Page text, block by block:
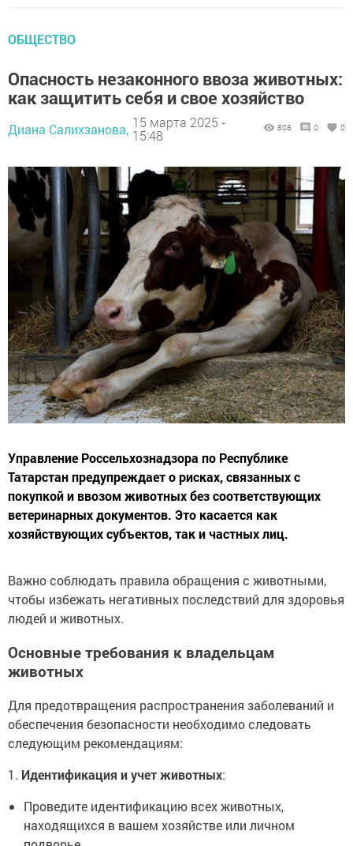
ОБЩЕСТВО
Опасность незаконного ввоза животных:
как защитить себя и свое хозяйство
Диана Салихзанова, 15 марта 2025 -
15:48
808 0 0
Управление Россельхознадзора по Республике
Татарстан предупреждает о рисках, связанных с
покупкой и ввозом животных без соответствующих
ветеринарных документов. Это касается как
хозяйствующих субъектов, так и частных лиц.
Важно соблюдать правила обращения с животными,
чтобы избежать негативных последствий для здоровья
людей и животных.
Основные требования к владельцам
животных
Для предотвращения распространения заболеваний и
обеспечения безопасности необходимо следовать
следующим рекомендациям:
1. Идентификация и учет животных:
Проведите идентификацию всех животных,
находящихся в вашем хозяйстве или личном